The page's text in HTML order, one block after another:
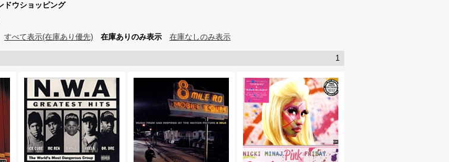
ドウショッピング
すべて表示(在庫あり優先) 在庫ありのみ表示 在庫なしのみ表示
1